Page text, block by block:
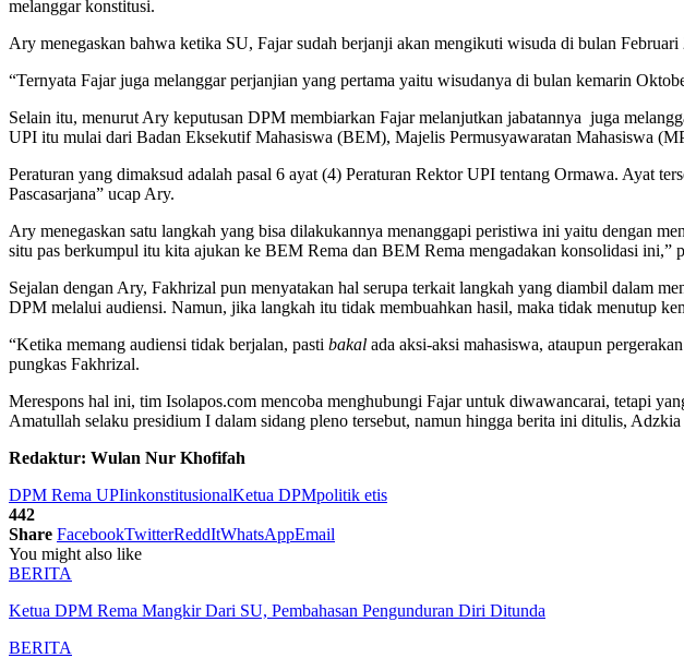
melanggar konstitusi.
Ary menegaskan bahwa ketika SU, Fajar sudah berjanji akan mengikuti wisuda di bulan
“Ternyata Fajar juga melanggar perjanjian yang pertama yaitu wisudanya di bulan kemarin
Selain itu, menurut Ary keputusan DPM membiarkan Fajar melanjutkan jabatannya juga
UPI itu mulai dari Badan Eksekutif Mahasiswa (BEM), Majelis Permusyawaratan Mahasiswa
Peraturan yang dimaksud adalah pasal 6 ayat (4) Peraturan Rektor UPI tentang Ormawa. Ayat
Pascasarjana” ucap Ary.
Ary menegaskan satu langkah yang bisa dilakukannya menanggapi peristiwa ini yaitu dengan
situ pas berkumpul itu kita ajukan ke BEM Rema dan BEM Rema mengadakan konsolidasi ini,”
Sejalan dengan Ary, Fakhrizal pun menyatakan hal serupa terkait langkah yang diambil dalam
DPM melalui audiensi. Namun, jika langkah itu tidak membuahkan hasil, maka tidak menutup
“Ketika memang audiensi tidak berjalan, pasti bakal ada aksi-aksi mahasiswa, ataupun
pungkas Fakhrizal.
Merespons hal ini, tim Isolapos.com mencoba menghubungi Fajar untuk diwawancarai, tetapi
Amatullah selaku presidium I dalam sidang pleno tersebut, namun hingga berita ini ditulis,
Redaktur: Wulan Nur Khofifah
DPM Rema UPIinkonstitusionalKetua DPMpolitik etis
442
Share FacebookTwitterReddItWhatsAppEmail
You might also like
BERITA
Ketua DPM Rema Mangkir Dari SU, Pembahasan Pengunduran Diri Ditunda
BERITA